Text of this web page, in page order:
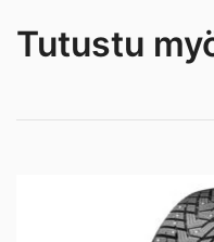
Tutustu